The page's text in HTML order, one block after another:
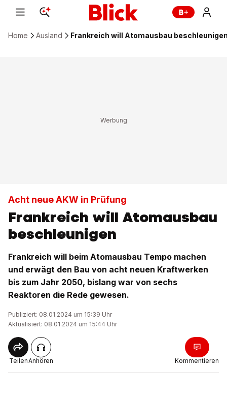
Home Ausland Frankreich will Atomausbau
Acht neue AKW in Prüfung
Frankreich will Atomausbau
beschleunigen
Frankreich will beim Atomausbau Tempo machen
und erwägt den Bau von acht neuen Kraftwerken
bis zum Jahr 2050, bislang war von sechs
Reaktoren die Rede gewesen.
Publiziert: 08.01.2024 um 15:39 Uhr
Aktualisiert: 08.01.2024 um 15:44 Uhr
TeilenAnhören Kommentieren